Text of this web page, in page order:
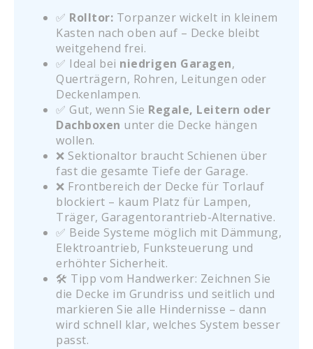
✅ Rolltor: Torpanzer wickelt in kleinem
Kasten nach oben auf – Decke bleibt
weitgehend frei.
✅ Ideal bei niedrigen Garagen,
Querträgern, Rohren, Leitungen oder
Deckenlampen.
✅ Gut, wenn Sie Regale, Leitern oder
Dachboxen unter die Decke hängen
wollen.
❌ Sektionaltor braucht Schienen über
fast die gesamte Tiefe der Garage.
❌ Frontbereich der Decke für Torlauf
blockiert – kaum Platz für Lampen,
Träger, Garagentorantrieb-Alternative.
✅ Beide Systeme möglich mit Dämmung,
Elektroantrieb, Funksteuerung und
erhöhter Sicherheit.
🛠️ Tipp vom Handwerker: Zeichnen Sie
die Decke im Grundriss und seitlich und
markieren Sie alle Hindernisse – dann
wird schnell klar, welches System besser
passt.